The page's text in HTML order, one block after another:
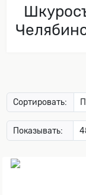
Сортировать:
Показывать: